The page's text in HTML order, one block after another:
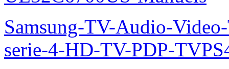
Samsung-TV-Audio-
serie-4-HD-TV-PDP-